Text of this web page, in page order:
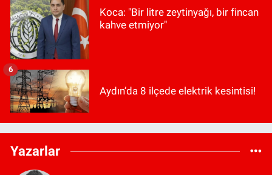
Koca: "Bir litre zeytinyağı, bir fincan
kahve etmiyor"
Aydın’da 8 ilçede elektrik kesintisi!
6
Yazarlar